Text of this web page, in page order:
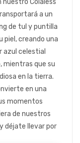
a un
de tul y puntilla
piel, creando una
azul celestial
mientras que su
en la tierra.
en una
momentos
de nuestros
déjate llevar por